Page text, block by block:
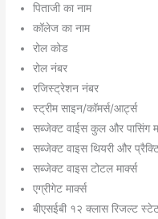
पिताजी का नाम
कॉलेज का नाम
रोल कोड
रोल नंबर
रजिस्ट्रेशन नंबर
स्ट्रीम साइन/कॉमर्स/आर्ट्स
सब्जेक्ट वाईस कुल और पासिंग
सब्जेक्ट वाइस थियरी और
सब्जेक्ट वाइस टोटल मार्क्स
एग्रीगेट मार्क्स
बीएसईबी १२ क्लास रिजल्ट